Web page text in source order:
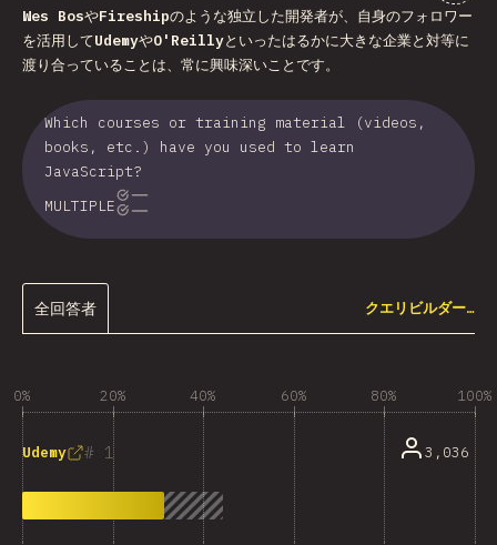
Wes BosやFireshipのような独立した開発者が、自身のフォロワー
を活用してUdemyやO'Reillyといったはるかに大きな企業と対等に
渡り合っていることは、常に興味深いことです。
Which courses or training material (videos,
books, etc.) have you used to learn
JavaScript?
MULTIPLE
全回答者 クエリビルダー…
0% 20% 40% 60% 80% 100%
1
Udemy 3,036